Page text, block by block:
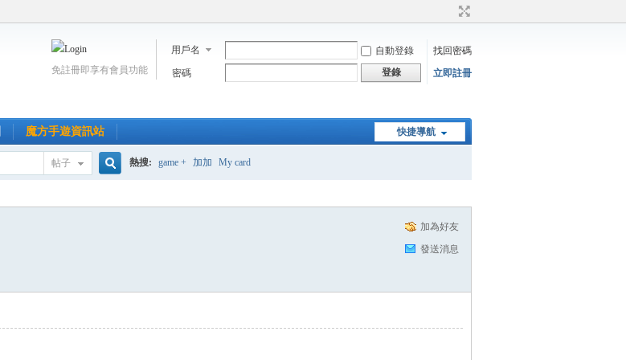
用戶名 自動登錄
找回密碼
密碼
登錄 立即註冊
免註冊即享有會員功能
快捷導航
魔方手遊資訊站
帖子 熱搜: game + 加加 My card
加為好友
發送消息